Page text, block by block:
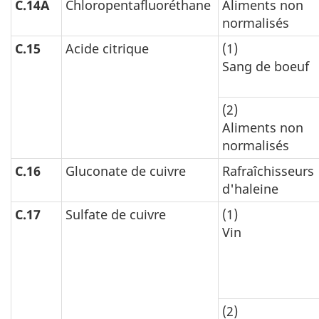
C.14A Chloropentafluoréthane
Aliments non
normalisés
C.15
Acide citrique
(1)
Sang de boeuf
(2)
Aliments non
normalisés
C.16
Gluconate de cuivre
Rafraîchisseurs
d'haleine
C.17
Sulfate de cuivre
(1)
Vin
(2)